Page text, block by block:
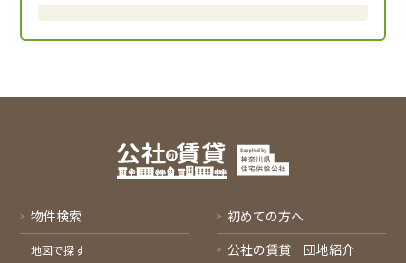
物件検索
地図で探す
初めての方へ
公社の賃貸 団地紹介